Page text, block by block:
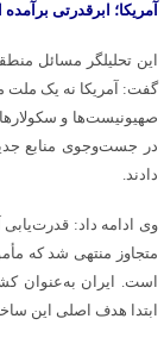
آمریکا؛ ابرقدرتی
این تحلیلگر مسائل
گفت: آمریکا نه یک ملت
صهیونیست‌ها و
در جست‌وجوی منابع
دادند.
وی ادامه داد:
متجاوز منتهی شد که
است. ایران به‌عنوان
ابتدا هدف اصلی این